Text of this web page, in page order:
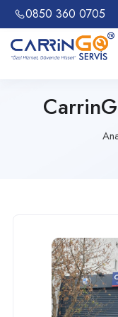
0850 360 0705